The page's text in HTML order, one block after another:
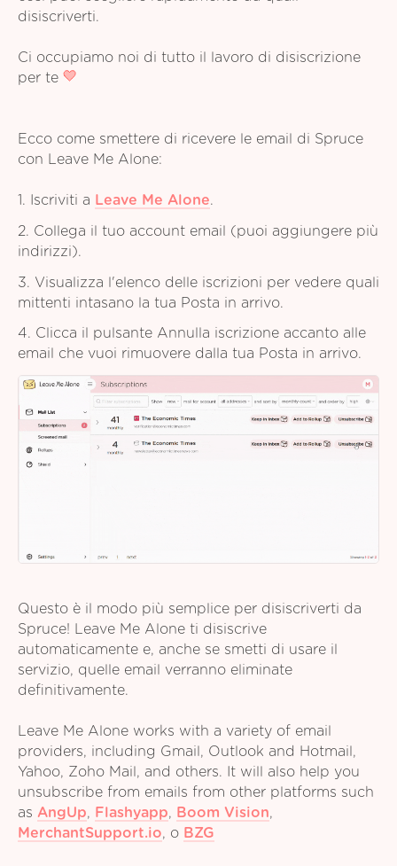
disiscriverti.
Ci occupiamo noi di tutto il lavoro di disiscrizione
per te
Ecco come smettere di ricevere le email di Spruce
con Leave Me Alone:
1. Iscriviti a Leave Me Alone.
2. Collega il tuo account email (puoi aggiungere più
indirizzi).
3. Visualizza l'elenco delle iscrizioni per vedere quali
mittenti intasano la tua Posta in arrivo.
4. Clicca il pulsante Annulla iscrizione accanto alle
email che vuoi rimuovere dalla tua Posta in arrivo.
Questo è il modo più semplice per disiscriverti da
Spruce! Leave Me Alone ti disiscrive
automaticamente e, anche se smetti di usare il
servizio, quelle email verranno eliminate
definitivamente.
Leave Me Alone works with a variety of email
providers, including Gmail, Outlook and Hotmail,
Yahoo, Zoho Mail, and others. It will also help you
unsubscribe from emails from other platforms such
as AngUp, Flashyapp, Boom Vision,
MerchantSupport.io, o BZG